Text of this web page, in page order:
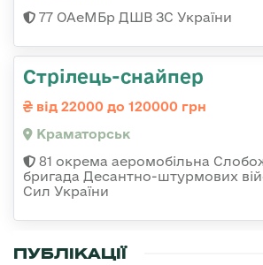
77 ОАеМБр ДШВ ЗС України
Стрілець-снайпер
від 22000 до 120000 грн
Краматорськ
81 окрема аеромобільна
бригада Десантно-штурмових
Сил України
ПУБЛІКАЦІЇ